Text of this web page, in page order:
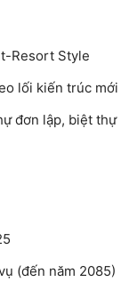
Resort Style
lối kiến trúc mới
đơn lập, biệt thự
(đến năm 2085)